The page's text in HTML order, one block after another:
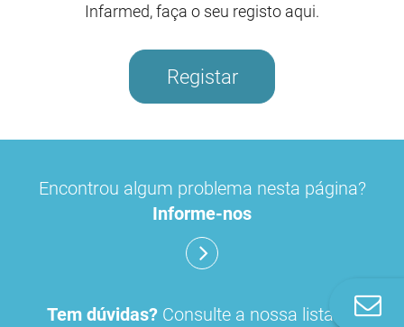
Infarmed, faça o seu registo aqui.
Registar
Encontrou algum problema nesta página?
Informe-nos
Tem dúvidas? Consulte a nossa lista de